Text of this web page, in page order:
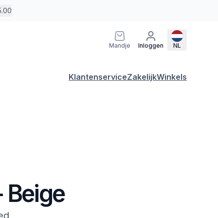
Mandje Inloggen NL
KlantenserviceZakelijkWinkels
Beige